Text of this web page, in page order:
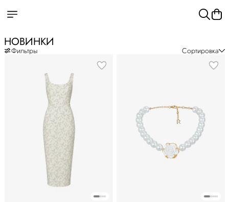
НОВИНКИ
Фильтры Сортировка